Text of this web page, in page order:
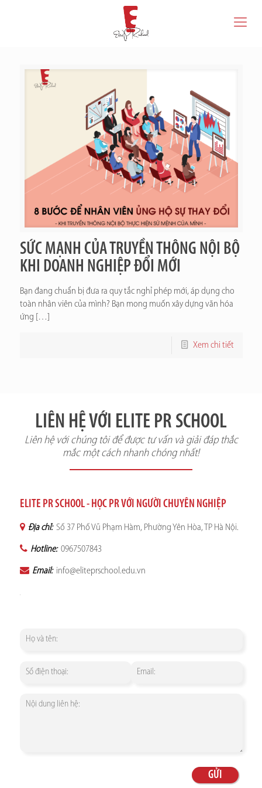
SỨC MẠNH CỦA TRUYỀN THÔNG NỘI BỘ
KHI DOANH NGHIỆP ĐỔI MỚI
Bạn đang chuẩn bị đưa ra quy tắc nghỉ phép mới, áp dụng cho
toàn nhân viên của mình? Bạn mong muốn xây dựng văn hóa
ứng […]
Xem chi tiết
LIÊN HỆ VỚI ELITE PR SCHOOL
Liên hệ với chúng tôi để được tư vấn và giải đáp thắc
mắc một cách nhanh chóng nhất!
ELITE PR SCHOOL - HỌC PR VỚI NGƯỜI CHUYÊN NGHIỆP
Địa chỉ: Số 37 Phố Vũ Phạm Hàm, Phường Yên Hòa, TP Hà Nội.
Hotline: 0967507843
Email: info@eliteprschool.edu.vn